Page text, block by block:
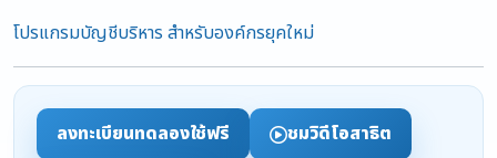
โปรแกรมบัญชีบริหาร สำหรับองค์กรยุคใหม่
ลงทะเบียนทดลองใช้ฟรี
ชมวิดีโอสาธิต